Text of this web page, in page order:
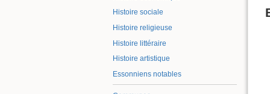
Histoire sociale
Histoire religieuse
Histoire littéraire
Histoire artistique
Essonniens notables